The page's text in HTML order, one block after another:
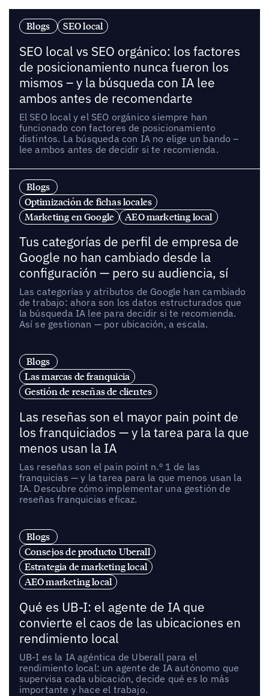
Blogs SEO local
SEO local vs SEO orgánico: los factores
de posicionamiento nunca fueron los
mismos – y la búsqueda con IA lee
ambos antes de recomendarte
El SEO local y el SEO orgánico siempre han
funcionado con factores de posicionamiento
distintos. La búsqueda con IA no elige un bando –
lee ambos antes de decidir si te recomienda.
Blogs
Optimización de fichas locales
Marketing en Google
AEO marketing local
Tus categorías de perfil de empresa de
Google no han cambiado desde la
configuración — pero su audiencia, sí
Las categorías y atributos de Google han cambiado
de trabajo: ahora son los datos estructurados que
la búsqueda IA lee para decidir si te recomienda.
Así se gestionan — por ubicación, a escala.
Blogs
Las marcas de franquicia
Gestión de reseñas de clientes
Las reseñas son el mayor pain point de
los franquiciados — y la tarea para la que
menos usan la IA
Las reseñas son el pain point n.º 1 de las
franquicias — y la tarea para la que menos usan la
IA. Descubre cómo implementar una gestión de
reseñas franquicias eficaz.
Blogs
Consejos de producto Uberall
Estrategia de marketing local
AEO marketing local
Qué es UB-I: el agente de IA que
convierte el caos de las ubicaciones en
rendimiento local
UB-I es la IA agéntica de Uberall para el
rendimiento local: un agente de IA autónomo que
supervisa cada ubicación, decide qué es lo más
importante y hace el trabajo.